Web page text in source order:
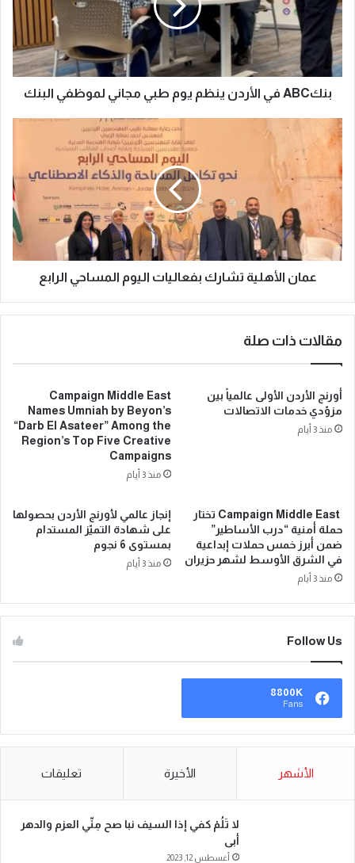
بنكABC في الأردن ينظم يوم طبي مجاني لموظفي البنك
عمان الأهلية تشارك بفعاليات اليوم المساحي الرابع
مقالات ذات صلة
أورنج الأردن الأولى عالمياً بين
مزوّدي خدمات الاتصالات
منذ 3 أيام
Campaign Middle East
Names Umniah by Beyon’s
“Darb El Asateer” Among the
Region’s Top Five Creative
Campaigns
منذ 3 أيام
Campaign Middle East تختار
حملة أمنية “درب الأساطير”
ضمن أبرز خمس حملات إبداعية
في الشرق الأوسط لشهر حزيران
منذ 3 أيام
إنجاز عالمي لأورنج الأردن بحصولها
على شهادة التميّز المستدام
بمستوى 6 نجوم
منذ 3 أيام
Follow Us
8800K
Fans
الأشهر الأخيرة تعليقات
لا تَلُمْ كفي إذا السيف نبا صح مِنِّي العزم والدهر
أبى
أغسطس 12, 2023